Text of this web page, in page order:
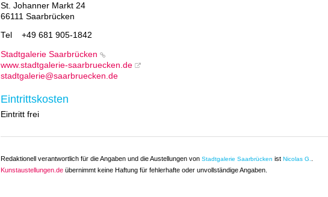
St. Johanner Markt 24
66111 Saarbrücken
Tel +49 681 905-1842
Stadtgalerie Saarbrücken
www.stadtgalerie-saarbruecken.de
stadtgalerie@saarbruecken.de
Eintrittskosten
Eintritt frei
Redaktionell verantwortlich für die Angaben und die Austellungen vonStadtgalerie Saarbrücken istNicolas G.
Kunstaustellungen.de übernimmt keine Haftung für fehlerhafte oder unvollständige Angaben.